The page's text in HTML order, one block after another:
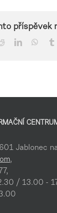
příspěvek
RedditLinkedIn
Jablonec
,
/ 13.00 -